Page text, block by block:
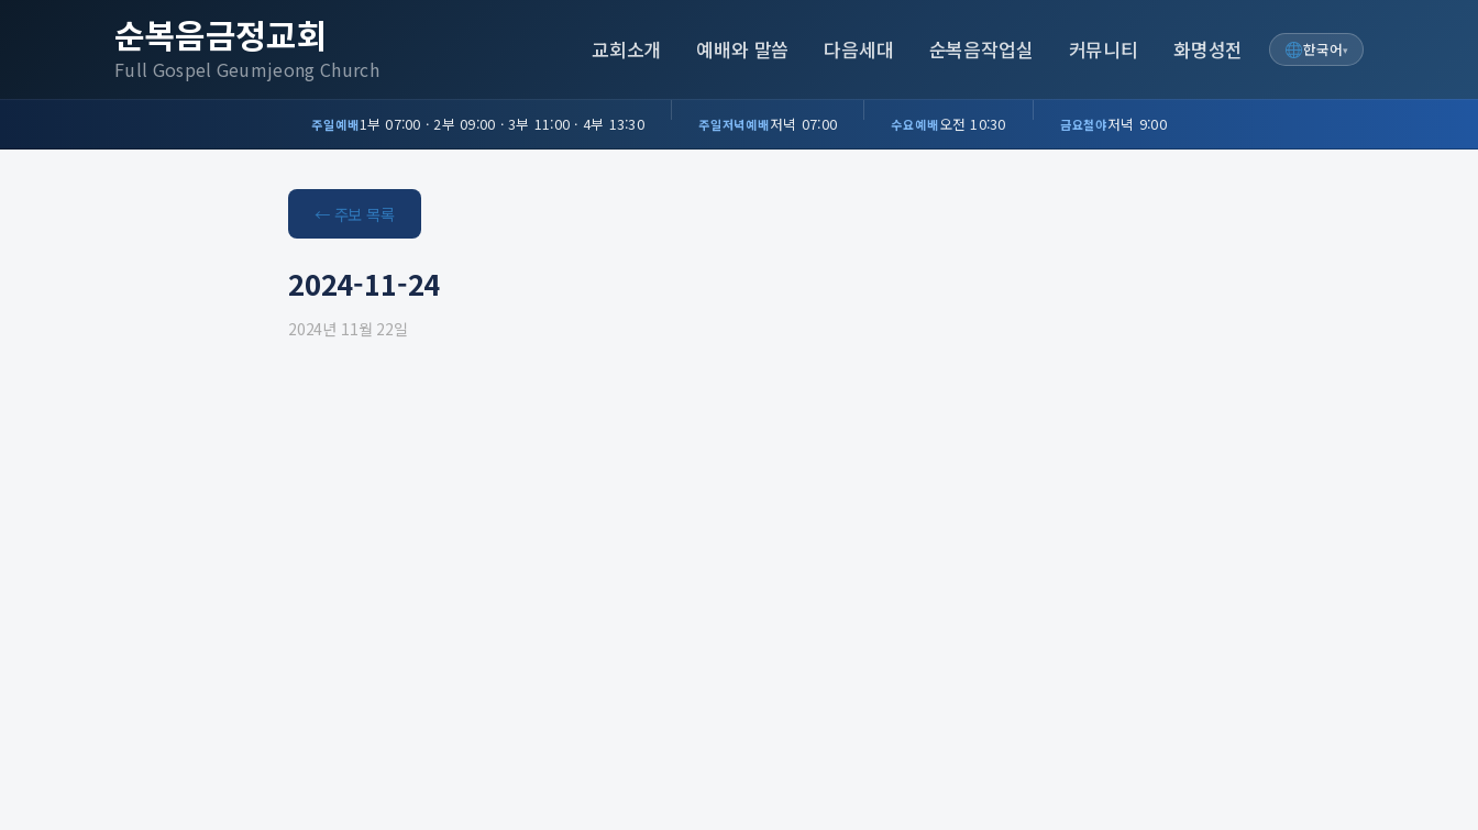
순복음금정교회
Full Gospel Geumjeong Church
교회소개 예배와 말씀 다음세대 순복음작업실 커뮤니티 화명성전 한국어▾
주일예배1부 07:00 · 2부 09:00 · 3부 11:00 · 4부 13:30 주일저녁예배저녁 07:00 수요예배오전 10:30 금요철야저녁 9:00
← 주보 목록
2024-11-24
2024년 11월 22일